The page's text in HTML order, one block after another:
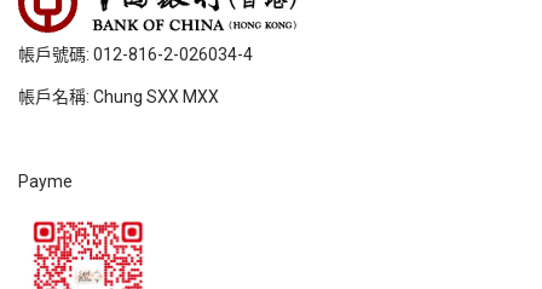
帳戶號碼: 012-816-2-026034-4
帳戶名稱: Chung SXX MXX
Payme